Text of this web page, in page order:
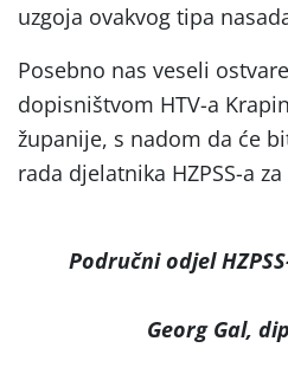
uzgoja ovakvog tipa
Posebno nas veseli
dopisništvom HTV-a
županije, s nadom da će
rada djelatnika HZPSS-a
Područni odjel
Georg Gal,